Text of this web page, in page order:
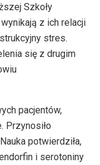
Szkoły
z ich relacji
stres.
się z drugim
pacjentów,
Przynosiło
potwierdziła,
i serotoniny